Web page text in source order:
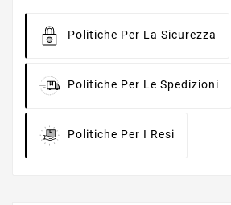
Politiche Per La Sicurezza
Politiche Per Le Spedizioni
Politiche Per I Resi